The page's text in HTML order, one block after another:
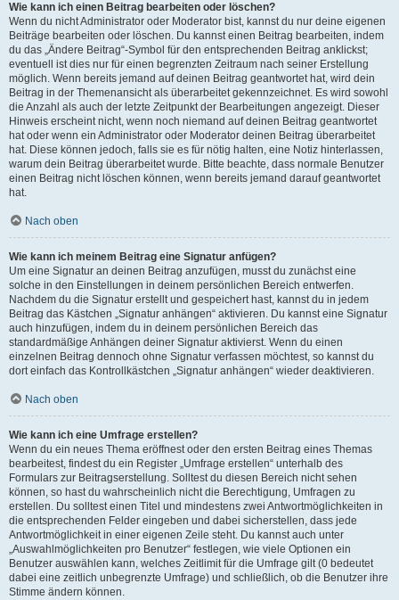
Wie kann ich einen Beitrag bearbeiten oder löschen?
Wenn du nicht Administrator oder Moderator bist, kannst du nur deine eigenen
Beiträge bearbeiten oder löschen. Du kannst einen Beitrag bearbeiten, indem
du das „Ändere Beitrag“-Symbol für den entsprechenden Beitrag anklickst;
eventuell ist dies nur für einen begrenzten Zeitraum nach seiner Erstellung
möglich. Wenn bereits jemand auf deinen Beitrag geantwortet hat, wird dein
Beitrag in der Themenansicht als überarbeitet gekennzeichnet. Es wird sowohl
die Anzahl als auch der letzte Zeitpunkt der Bearbeitungen angezeigt. Dieser
Hinweis erscheint nicht, wenn noch niemand auf deinen Beitrag geantwortet
hat oder wenn ein Administrator oder Moderator deinen Beitrag überarbeitet
hat. Diese können jedoch, falls sie es für nötig halten, eine Notiz hinterlassen,
warum dein Beitrag überarbeitet wurde. Bitte beachte, dass normale Benutzer
einen Beitrag nicht löschen können, wenn bereits jemand darauf geantwortet
hat.
Nach oben
Wie kann ich meinem Beitrag eine Signatur anfügen?
Um eine Signatur an deinen Beitrag anzufügen, musst du zunächst eine
solche in den Einstellungen in deinem persönlichen Bereich entwerfen.
Nachdem du die Signatur erstellt und gespeichert hast, kannst du in jedem
Beitrag das Kästchen „Signatur anhängen“ aktivieren. Du kannst eine Signatur
auch hinzufügen, indem du in deinem persönlichen Bereich das
standardmäßige Anhängen deiner Signatur aktivierst. Wenn du einen
einzelnen Beitrag dennoch ohne Signatur verfassen möchtest, so kannst du
dort einfach das Kontrollkästchen „Signatur anhängen“ wieder deaktivieren.
Nach oben
Wie kann ich eine Umfrage erstellen?
Wenn du ein neues Thema eröffnest oder den ersten Beitrag eines Themas
bearbeitest, findest du ein Register „Umfrage erstellen“ unterhalb des
Formulars zur Beitragserstellung. Solltest du diesen Bereich nicht sehen
können, so hast du wahrscheinlich nicht die Berechtigung, Umfragen zu
erstellen. Du solltest einen Titel und mindestens zwei Antwortmöglichkeiten in
die entsprechenden Felder eingeben und dabei sicherstellen, dass jede
Antwortmöglichkeit in einer eigenen Zeile steht. Du kannst auch unter
„Auswahlmöglichkeiten pro Benutzer“ festlegen, wie viele Optionen ein
Benutzer auswählen kann, welches Zeitlimit für die Umfrage gilt (0 bedeutet
dabei eine zeitlich unbegrenzte Umfrage) und schließlich, ob die Benutzer ihre
Stimme ändern können.